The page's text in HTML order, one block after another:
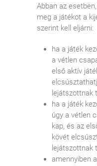
Abban az
meg a játékot a
szerint kell eljárni:
ha a játék
a vétlen
első aktív
lejátszottnak
ha a játék
úgy a vétlen
kap, és az
kövét
lejátszottnak
amennyiben